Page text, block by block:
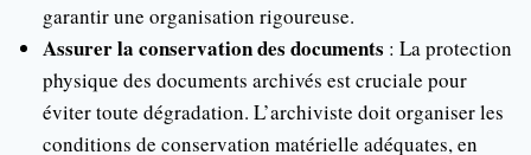
garantir une organisation rigoureuse.
Assurer la conservation des documents : La protection
physique des documents archivés est cruciale pour
éviter toute dégradation. L’archiviste doit organiser les
conditions de conservation matérielle adéquates, en